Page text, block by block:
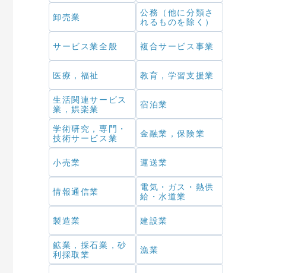
卸売業
公務（他に分類さ
れるものを除く）
サービス業全般 複合サービス事業
医療，福祉 教育，学習支援業
生活関連サービス
業，娯楽業
宿泊業
学術研究，専門・
技術サービス業
金融業，保険業
小売業 運送業
情報通信業
電気・ガス・熱供
給・水道業
製造業 建設業
鉱業，採石業，砂
利採取業
漁業